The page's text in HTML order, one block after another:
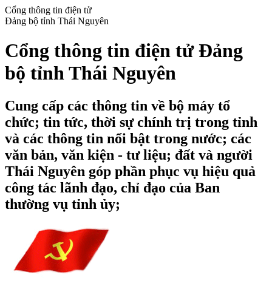
Cổng thông tin điện tử
Đảng bộ tỉnh Thái Nguyên
Cổng thông tin điện tử Đảng
bộ tỉnh Thái Nguyên
Cung cấp các thông tin về bộ máy tổ
chức; tin tức, thời sự chính trị trong tỉnh
và các thông tin nổi bật trong nước; các
văn bản, văn kiện - tư liệu; đất và người
Thái Nguyên góp phần phục vụ hiệu quả
công tác lãnh đạo, chỉ đạo của Ban
thường vụ tỉnh ủy;